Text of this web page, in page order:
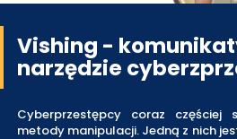
Vishing -
narzędzie
Cyberprzestępcy coraz częściej
metody manipulacji. Jedną z nich